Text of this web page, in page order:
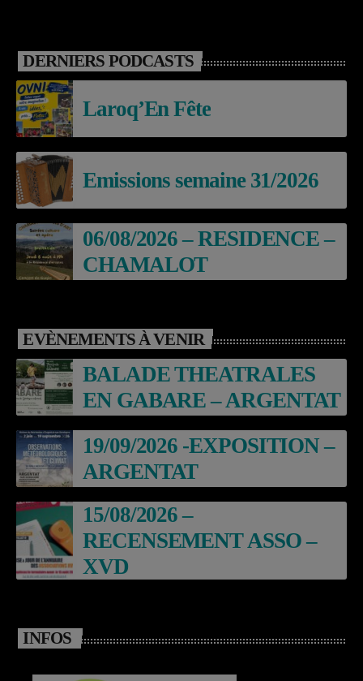
DERNIERS PODCASTS
Laroq’En Fête
Emissions semaine 31/2026
06/08/2026 – RESIDENCE –
CHAMALOT
EVÈNEMENTS À VENIR
BALADE THEATRALES
EN GABARE – ARGENTAT
19/09/2026 -EXPOSITION –
ARGENTAT
15/08/2026 –
RECENSEMENT ASSO –
XVD
INFOS